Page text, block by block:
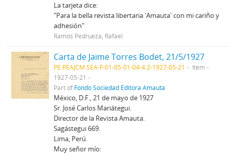
La tarjeta dice:
"Para la bella revista libertaria 'Amauta' con mi cariño y
adhesión"
Ramos Pedrueza, Rafael
Carta de Jaime Torres Bodet, 21/5/1927
PE PEAJCM SEA-F-01-05-01-04-4.2-1927-05-21
Item
1927-05-21
Part ofFondo Sociedad Editora Amauta
México, D.F., 21 de mayo de 1927
Sr. José Carlos Mariátegui.
Director de la Revista Amauta.
Sagástegui 669.
Lima, Perú.
Muy señor mío: